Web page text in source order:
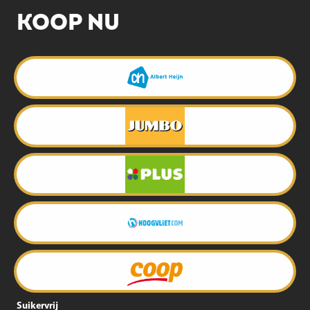
KOOP NU
Suikervrij